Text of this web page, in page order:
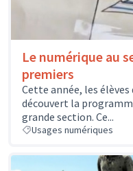
Le numérique au
premiers
Cette année, les
découvert la
grande section. Ce...
Usages numériques